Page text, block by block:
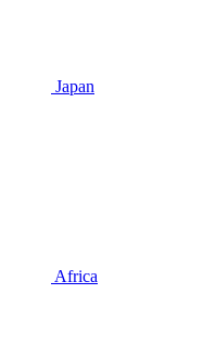
Japan
Africa